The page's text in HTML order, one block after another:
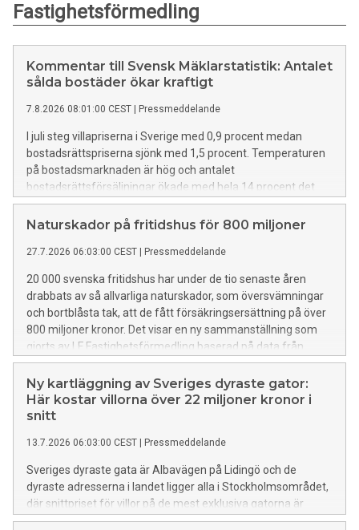
Fastighetsförmedling
Kommentar till Svensk Mäklarstatistik: Antalet
sålda bostäder ökar kraftigt
7.8.2026 08:01:00 CEST Pressmeddelande
I juli steg villapriserna i Sverige med 0,9 procent medan
bostadsrättspriserna sjönk med 1,5 procent. Temperaturen
på bostadsmarknaden är hög och antalet
bostadsrättsförsäljningar ökade med hela 14 procent det
senaste kvartalet, medan 9 procent fler villor bytte ägare.
Det visar nya siffror från Svensk Mäklarstatistik,
Naturskador på fritidshus för 800 miljoner
27.7.2026 06:03:00 CEST Pressmeddelande
20 000 svenska fritidshus har under de tio senaste åren
drabbats av så allvarliga naturskador, som översvämningar
och bortblåsta tak, att de fått försäkringsersättning på över
800 miljoner kronor. Det visar en ny sammanställning som
gjorts av LF Fastighetsförmedling baserad på data från
Svensk Försäkring.
Ny kartläggning av Sveriges dyraste gator:
Här kostar villorna över 22 miljoner kronor i
snitt
13.7.2026 06:03:00 CEST Pressmeddelande
Sveriges dyraste gata är Albavägen på Lidingö och de
dyraste adresserna i landet ligger alla i Stockholmsområdet,
där snittpriset för villor på de mest exklusiva gatorna är
omkring 22 miljoner kronor. Det visar en ny kartläggning från